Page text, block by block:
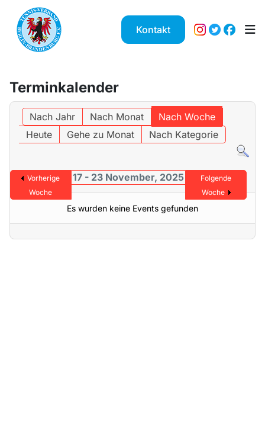
Kontakt
Terminkalender
Nach Jahr Nach Monat
Nach Woche
Heute
Gehe zu Monat Nach Kategorie
Vorherige
Woche
17 - 23 November, 2025
Folgende
Woche
Es wurden keine Events gefunden